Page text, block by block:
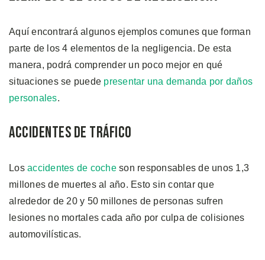
Aquí encontrará algunos ejemplos comunes que forman
parte de los 4 elementos de la negligencia. De esta
manera, podrá comprender un poco mejor en qué
situaciones se puede presentar una demanda por daños
personales.
Accidentes de Tráfico
Los accidentes de cocheson responsables de unos 1,3
millones de muertes al año. Esto sin contar que
alrededor de 20 y 50 millones de personas sufren
lesiones no mortales cada año por culpa de colisiones
automovilísticas.